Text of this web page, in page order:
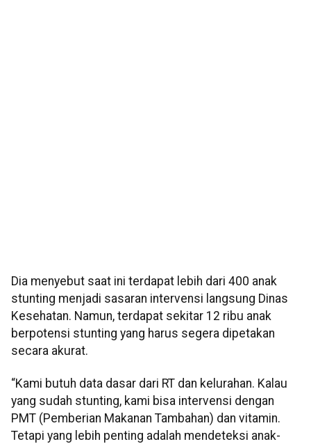
Dia menyebut saat ini terdapat lebih dari 400 anak
stunting menjadi sasaran intervensi langsung Dinas
Kesehatan. Namun, terdapat sekitar 12 ribu anak
berpotensi stunting yang harus segera dipetakan
secara akurat.
“Kami butuh data dasar dari RT dan kelurahan. Kalau
yang sudah stunting, kami bisa intervensi dengan
PMT (Pemberian Makanan Tambahan) dan vitamin.
Tetapi yang lebih penting adalah mendeteksi anak-